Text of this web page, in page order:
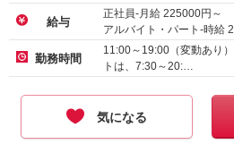
給与
正社員-月給 225000円～
アルバイト・パート-時給
勤務時間
11:00～19:00（変動あり
トは、7:30～20:…
気になる